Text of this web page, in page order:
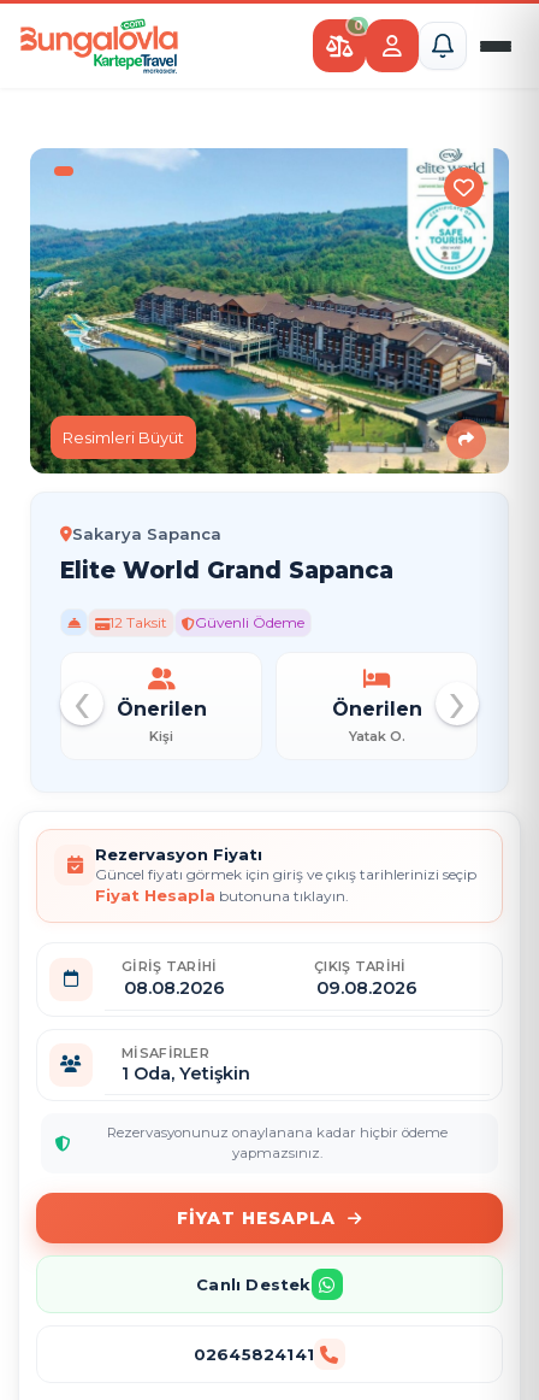
0
Resimleri Büyüt
Sakarya Sapanca
Elite World Grand Sapanca
12 Taksit Güvenli Ödeme
Önerilen Önerilen
‹ ›
Rezervasyon Fiyatı
Güncel fiyatı görmek için giriş ve çıkış tarihlerinizi seçip
Fiyat Hesapla butonuna tıklayın.
GIRIŞ TARIHI ÇIKIŞ TARIHI
MISAFIRLER
1 Oda, Yetişkin
Rezervasyonunuz onaylanana kadar hiçbir ödeme
yapmazsınız.
FIYAT HESAPLA
Canlı Destek
02645824141